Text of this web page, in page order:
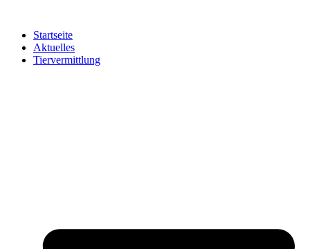
Startseite
Aktuelles
Tiervermittlung